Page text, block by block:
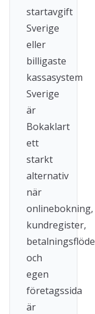
startavgift
Sverige
eller
billigaste
kassasystem
Sverige
är
Bokaklart
ett
starkt
alternativ
när
onlinebokning,
kundregister,
betalningsflöde
och
egen
företagssida
är